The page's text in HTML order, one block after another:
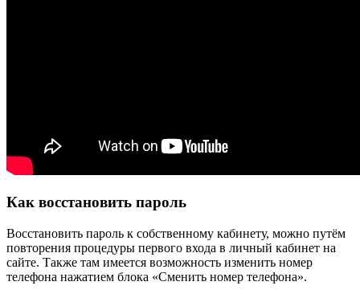
Как восстановить пароль
Восстановить пароль к собственному кабинету, можно путём
повторения процедуры первого входа в личный кабинет на
сайте. Также там имеется возможность изменить номер
телефона нажатием блока «Сменить номер телефона».